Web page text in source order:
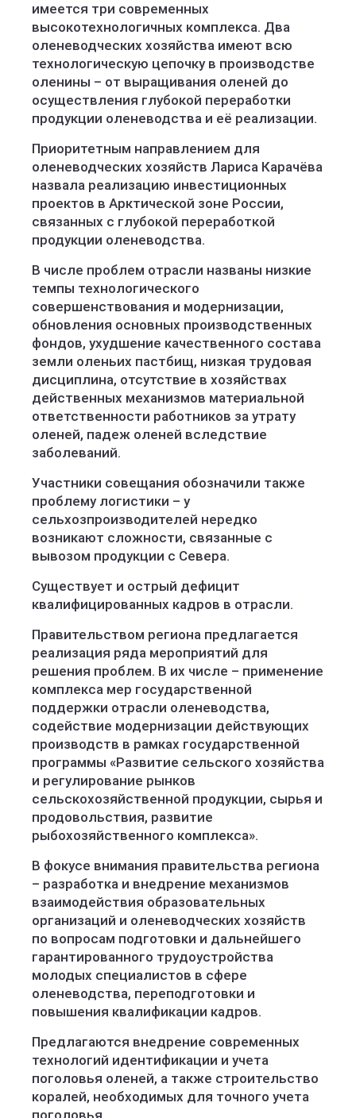
имеется три современных
высокотехнологичных комплекса. Два
оленеводческих хозяйства имеют всю
технологическую цепочку в производстве
оленины – от выращивания оленей до
осуществления глубокой переработки
продукции оленеводства и её реализации.
Приоритетным направлением для
оленеводческих хозяйств Лариса Карачёва
назвала реализацию инвестиционных
проектов в Арктической зоне России,
связанных с глубокой переработкой
продукции оленеводства.
В числе проблем отрасли названы низкие
темпы технологического
совершенствования и модернизации,
обновления основных производственных
фондов, ухудшение качественного состава
земли оленьих пастбищ, низкая трудовая
дисциплина, отсутствие в хозяйствах
действенных механизмов материальной
ответственности работников за утрату
оленей, падеж оленей вследствие
заболеваний.
Участники совещания обозначили также
проблему логистики – у
сельхозпроизводителей нередко
возникают сложности, связанные с
вывозом продукции с Севера.
Существует и острый дефицит
квалифицированных кадров в отрасли.
Правительством региона предлагается
реализация ряда мероприятий для
решения проблем. В их числе – применение
комплекса мер государственной
поддержки отрасли оленеводства,
содействие модернизации действующих
производств в рамках государственной
программы «Развитие сельского хозяйства
и регулирование рынков
сельскохозяйственной продукции, сырья и
продовольствия, развитие
рыбохозяйственного комплекса».
В фокусе внимания правительства региона
– разработка и внедрение механизмов
взаимодействия образовательных
организаций и оленеводческих хозяйств
по вопросам подготовки и дальнейшего
гарантированного трудоустройства
молодых специалистов в сфере
оленеводства, переподготовки и
повышения квалификации кадров.
Предлагаются внедрение современных
технологий идентификации и учета
поголовья оленей, а также строительство
коралей, необходимых для точного учета
поголовья.